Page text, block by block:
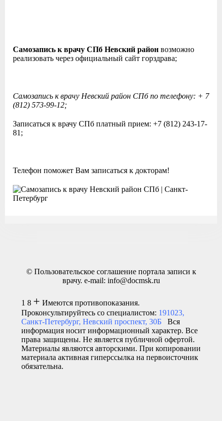
Самозапись к врачу СПб Невский район возможно
реализовать через официальный сайт горздрава;
Cамозапись к врачу Невский район СПб по телефону: + 7
(812) 573-99-12;
Записаться к врачу СПб платный прием: +7 (812) 243-17-
81;
Телефон поможет Вам записаться к докторам!
© Пользовательское соглашениепортала записи к
врачу. e-mail: info@docmsk.ru
1 8 + Имеются противопоказания.
Проконсультируйтесь со специалистом: 191023,
Санкт-Петербург, Невский проспект, 30Б
Вся
информация носит информационный характер. Все
права защищены. Не является публичной офертой.
Материалы являются авторскими. При копировании
материала активная гиперссылка на первоисточник
обязательна.